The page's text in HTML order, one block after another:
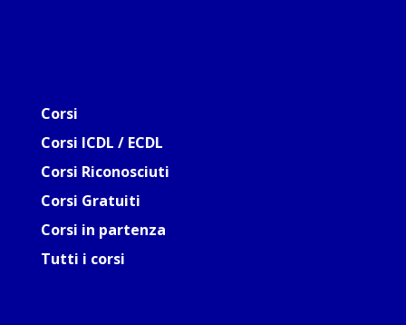
Corsi
Corsi ICDL / ECDL
Corsi Riconosciuti
Corsi Gratuiti
Corsi in partenza
Tutti i corsi